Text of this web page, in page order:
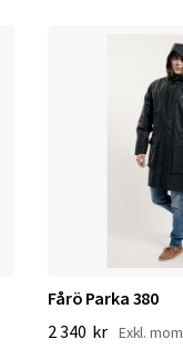
Fårö Parka 380
2 340 kr